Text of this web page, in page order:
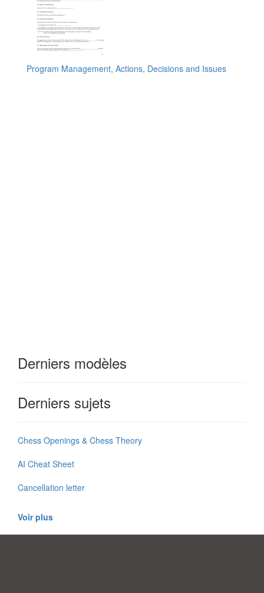
Program Management, Actions, Decisions and Issues
Derniers modèles
Derniers sujets
Chess Openings & Chess Theory
AI Cheat Sheet
Cancellation letter
Voir plus